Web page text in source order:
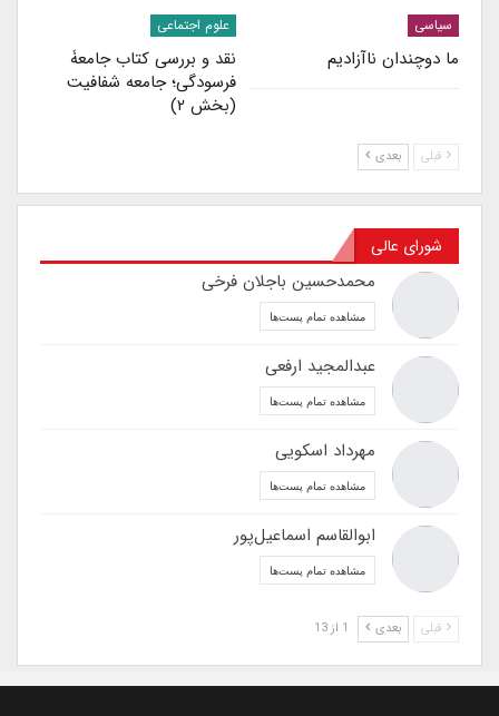
سیاسی
ما دوچندان ناآزادیم
علوم اجتماعی
نقد و بررسی کتاب جامعۀ
فرسودگی؛ جامعه شفافیت
(بخش ۲)
قبلی بعدی
شورای عالی
محمدحسین باجلان فرخی
مشاهده تمام پست‌ها
عبدالمجید ارفعی
مشاهده تمام پست‌ها
مهرداد اسکویی
مشاهده تمام پست‌ها
ابوالقاسم اسماعیل‌پور
مشاهده تمام پست‌ها
قبلی بعدی